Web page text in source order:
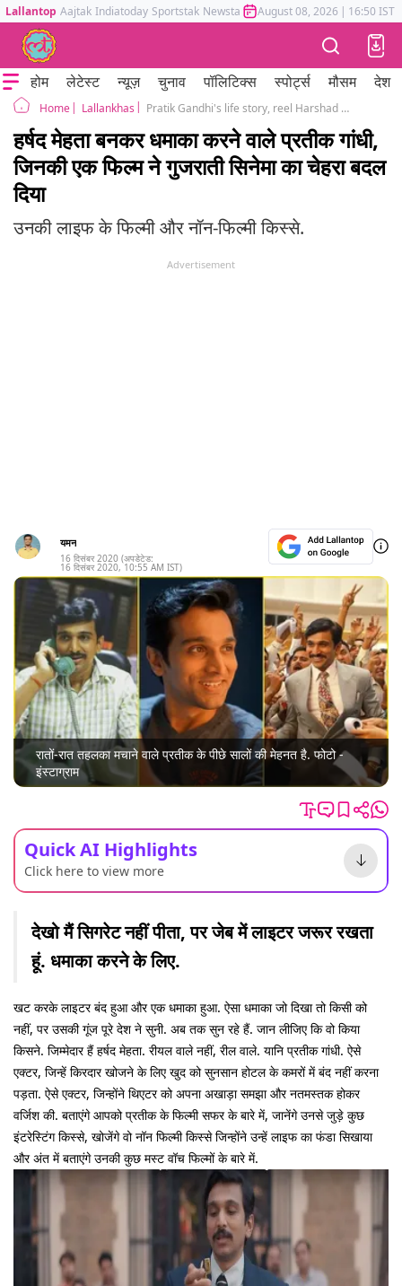
Lallantop Aajtak Indiatoday Sportstak Newstak Mumbai Tak Astrotak
August 08, 2026 | 16:50 IST
होम लेटेस्ट न्यूज़ चुनाव पॉलिटिक्स स्पोर्ट्स मौसम देश
Home Lallankhas Pratik Gandhi's life story, reel Harshad mehta from 'Scam 1992'
हर्षद मेहता बनकर धमाका करने वाले प्रतीक गांधी,
जिनकी एक फिल्म ने गुजराती सिनेमा का चेहरा बदल
दिया
उनकी लाइफ के फिल्मी और नॉन-फिल्मी किस्से.
Advertisement
यमन
16 दिसंबर 2020 (अपडेटेड:
16 दिसंबर 2020, 10:55 AM IST)
रातों-रात तहलका मचाने वाले प्रतीक के पीछे सालों की मेहनत है. फोटो -
इंस्टाग्राम
Quick AI Highlights
Click here to view more
देखो मैं सिगरेट नहीं पीता, पर जेब में लाइटर जरूर रखता
हूं. धमाका करने के लिए.
खट करके लाइटर बंद हुआ और एक धमाका हुआ. ऐसा धमाका जो दिखा तो किसी को
नहीं, पर उसकी गूंज पूरे देश ने सुनी. अब तक सुन रहे हैं. जान लीजिए कि वो किया
किसने. जिम्मेदार हैं हर्षद मेहता. रीयल वाले नहीं, रील वाले. यानि प्रतीक गांधी. ऐसे
एक्टर, जिन्हें किरदार खोजने के लिए खुद को सुनसान होटल के कमरों में बंद नहीं करना
पड़ता. ऐसे एक्टर, जिन्होंने थिएटर को अपना अखाड़ा समझा और नतमस्तक होकर
वर्जिश की. बताएंगे आपको प्रतीक के फिल्मी सफर के बारे में, जानेंगे उनसे जुड़े कुछ
इंटरेस्टिंग किस्से, खोजेंगे वो नॉन फिल्मी किस्से जिन्होंने उन्हें लाइफ का फंडा सिखाया
और अंत में बताएंगे उनकी कुछ मस्ट वॉच फिल्मों के बारे में.